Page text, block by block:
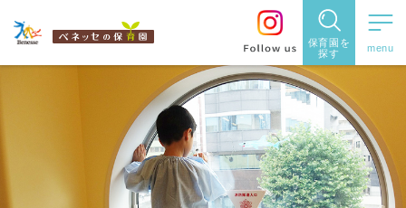
保育園を
探す
保育園を探す
住所・駅
名から探